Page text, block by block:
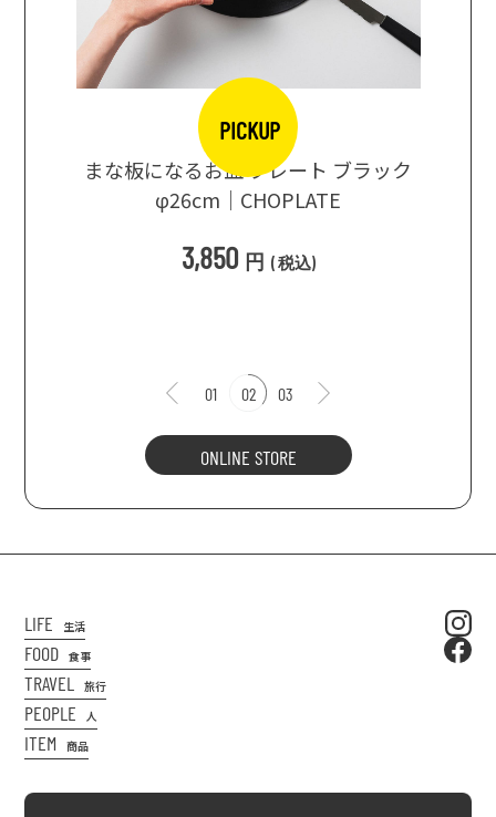
PICKUP
まな板になるお皿 プレート ブラック
φ26cm｜CHOPLATE
3,850 円 (税込)
01 02 03
ONLINE STORE
LIFE 生活
FOOD 食事
TRAVEL 旅行
PEOPLE 人
ITEM 商品